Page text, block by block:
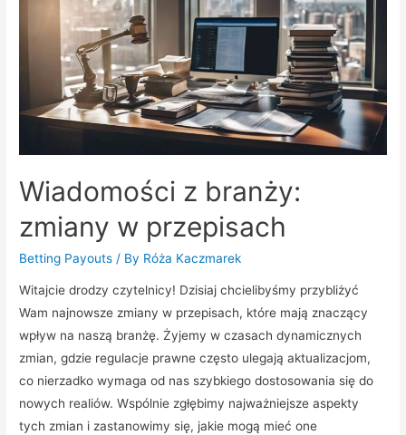
Wiadomości z branży:
zmiany w przepisach
Betting Payouts / By Róża Kaczmarek
Witajcie drodzy czytelnicy! Dzisiaj chcielibyśmy przybliżyć
Wam najnowsze zmiany w przepisach, które mają znaczący
wpływ na naszą branżę. Żyjemy w czasach dynamicznych
zmian, gdzie regulacje prawne często ulegają aktualizacjom,
co nierzadko wymaga od nas szybkiego dostosowania się do
nowych realiów. Wspólnie zgłębimy najważniejsze aspekty
tych zmian i zastanowimy się, jakie mogą mieć one